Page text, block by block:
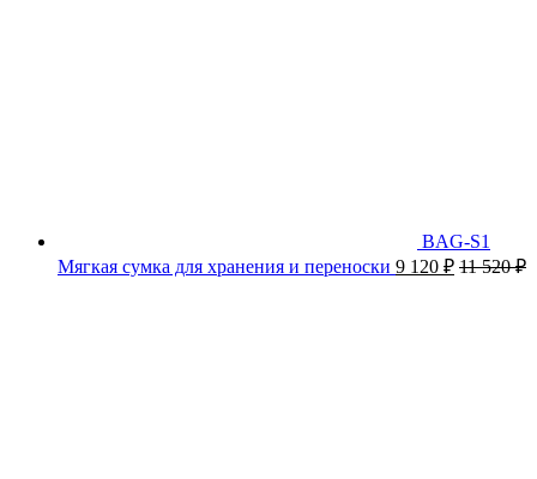
BAG-S1
Мягкая сумка для хранения и переноски 9 120 ₽ 11 520₽